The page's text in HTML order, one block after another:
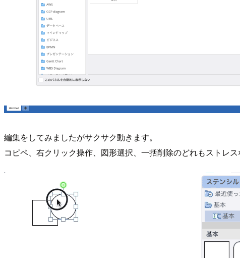
編集をしてみましたがサクサク動きます。
コピペ、右クリック操作、図形選択、一括削除のどれもストレス